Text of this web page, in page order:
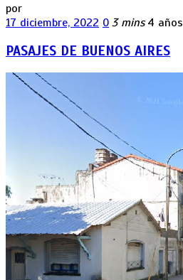
por
17 diciembre, 2022 0 3 mins 4 años
PASAJES DE BUENOS AIRES